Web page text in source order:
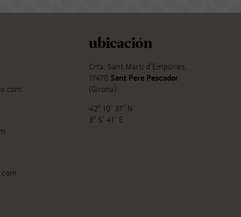
ubicación
Crta. Sant Martí d'Empúries,
17470 Sant Pere Pescador
(Girona)
42º 10' 37" N
3º 5' 41" E